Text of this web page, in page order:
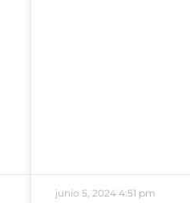
junio 5, 2024 4:51 pm